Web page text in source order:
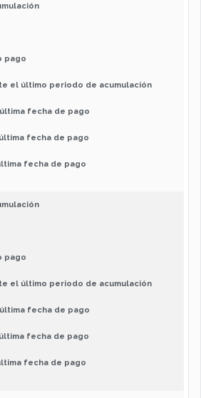
pago
el último periodo de acumulación
fecha de pago
fecha de pago
fecha de pago
pago
el último periodo de acumulación
fecha de pago
fecha de pago
fecha de pago